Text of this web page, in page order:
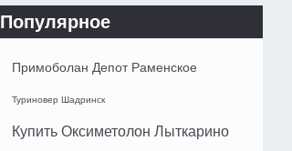
Популярное
Примоболан Депот Раменское
Туриновер Шадринск
Купить Оксиметолон Лыткарино